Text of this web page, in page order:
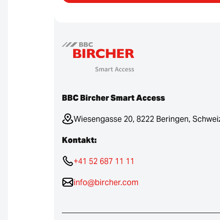
BBC Bircher Smart Access
Wiesengasse 20, 8222 Beringen,
Kontakt:
+41 52 687 11 11
info@bircher.com